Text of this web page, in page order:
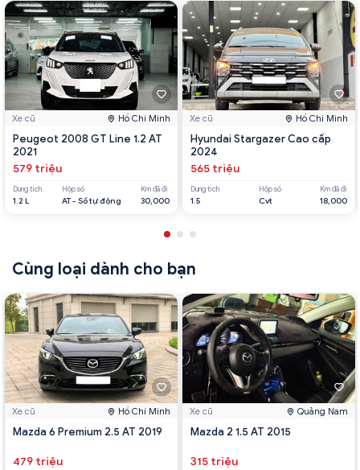
Xe cũ Hồ Chí Minh
Peugeot 2008 GT Line 1.2 AT
2021
579 triệu
Dung tích
1.2 L
Hộp số
AT - Số tự động
Km đã đi
30,000
Xe cũ Hồ Chí Minh
Hyundai Stargazer Cao cấp
2024
565 triệu
Dung tích
1.5
Hộp số
Cvt
Km đã đi
18,000
Cùng loại dành cho bạn
Xe cũ Hồ Chí Minh
Mazda 6 Premium 2.5 AT 2019
479 triệu
Xe cũ Quảng Nam
Mazda 2 1.5 AT 2015
315 triệu